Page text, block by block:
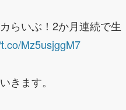
らいぶ！2か月連続で生
Mz5usjggM7
きます。